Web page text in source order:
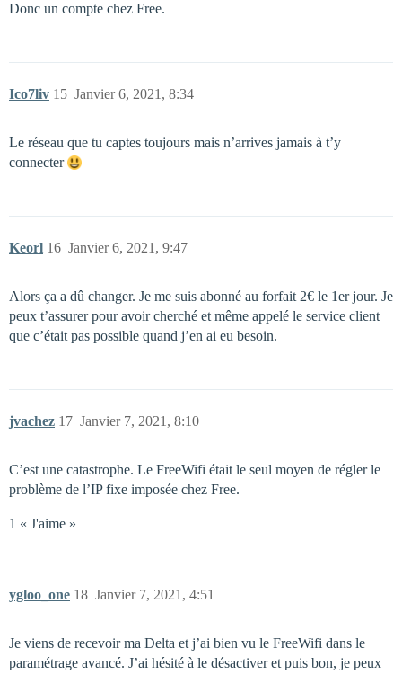
Donc un compte chez Free.
Ico7liv Janvier 6, 2021, 8:34
15
Le réseau que tu captes toujours mais n’arrives jamais à t’y
connecter
Keorl Janvier 6, 2021, 9:47
16
Alors ça a dû changer. Je me suis abonné au forfait 2€ le 1er jour. Je
peux t’assurer pour avoir cherché et même appelé le service client
que c’était pas possible quand j’en ai eu besoin.
jvachez Janvier 7, 2021, 8:10
17
C’est une catastrophe. Le FreeWifi était le seul moyen de régler le
problème de l’IP fixe imposée chez Free.
1 « J'aime »
ygloo_one Janvier 7, 2021, 4:51
18
Je viens de recevoir ma Delta et j’ai bien vu le FreeWifi dans le
paramétrage avancé. J’ai hésité à le désactiver et puis bon, je peux